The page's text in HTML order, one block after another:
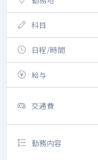
科目
日程/時間
給与
交通費
勤務内容